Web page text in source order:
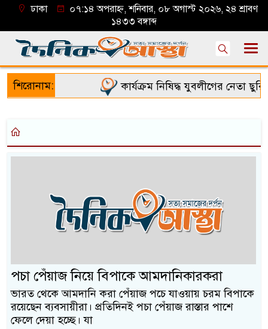
ঢাকা
০৭:১৪ অপরাহ্ন, শনিবার, ০৮ অগাস্ট ২০২৬, ২৪ শ্রাবণ
১৪৩৩ বঙ্গাব্দ
শিরোনাম: কার্যক্রম নিষিদ্ধ যুবলীগের নেতা
পচা পেঁয়াজ নিয়ে বিপাকে আমদানিকারকরা
ভারত থেকে আমদানি করা পেঁয়াজ পচে যাওয়ায় চরম বিপাকে
রয়েছেন ব্যবসায়ীরা। প্রতিদিনই পচা পেঁয়াজ রাস্তার পাশে
ফেলে দেয়া হচ্ছে। যা